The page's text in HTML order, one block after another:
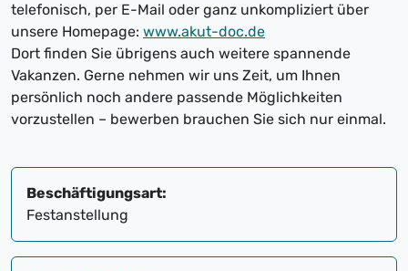
telefonisch, per E-Mail oder ganz unkompliziert über
unsere Homepage: www.akut-doc.de
Dort finden Sie übrigens auch weitere spannende
Vakanzen. Gerne nehmen wir uns Zeit, um Ihnen
persönlich noch andere passende Möglichkeiten
vorzustellen – bewerben brauchen Sie sich nur einmal.
Beschäftigungsart:
Festanstellung